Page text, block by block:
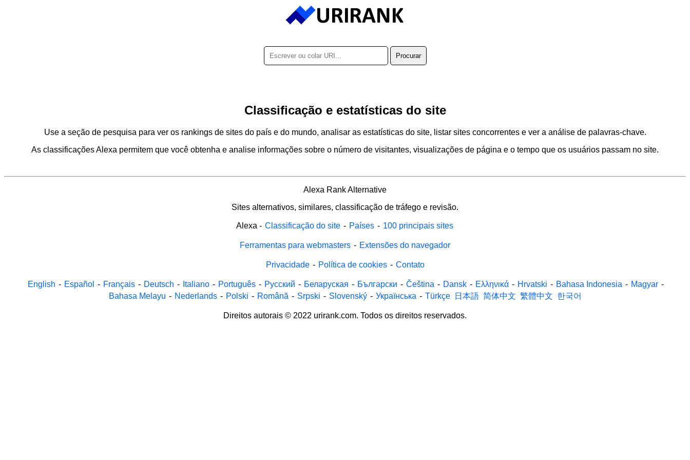
Classificação e estatísticas do site
Use a seção de pesquisa para ver os rankings de sites do país e do mundo, analisar as estatísticas do site, listar sites concorrentes e ver a análise de palavras-chave.
As classificações Alexa permitem que você obtenha e analise informações sobre o número de visitantes, visualizações de página e o tempo que os usuários passam no site.
Alexa Rank Alternative
Sites alternativos, similares, classificação de tráfego e revisão.
Alexa - Classificação do site - Países - 100 principais sites
Ferramentas para webmasters - Extensões do navegador
Privacidade - Política de cookies - Contato
English - Español - Français - Deutsch - Italiano - Português - Русский - Беларуская - Български - Čeština - Dansk - Ελληνικά - Hrvatski - Bahasa Indonesia - Magyar -
Bahasa Melayu - Nederlands - Polski - Română - Srpski - Slovenský - Українська - Türkçe 日本語 简体中文 繁體中文 한국어
Direitos autorais © 2022 urirank.com. Todos os direitos reservados.